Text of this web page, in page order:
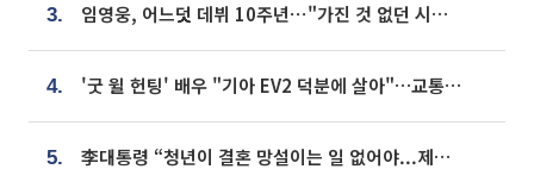
3. 임영웅, 어느덧 데뷔 10주년⋯"가진 것 없던 시절, 내 앞엔 20명의 팬뿐"
4. '굿 윌 헌팅' 배우 "기아 EV2 덕분에 살아"…교통사고 후 안전성 극찬
5. 李대통령 “청년이 결혼 망설이는 일 없어야...제도상 불이익 조사”